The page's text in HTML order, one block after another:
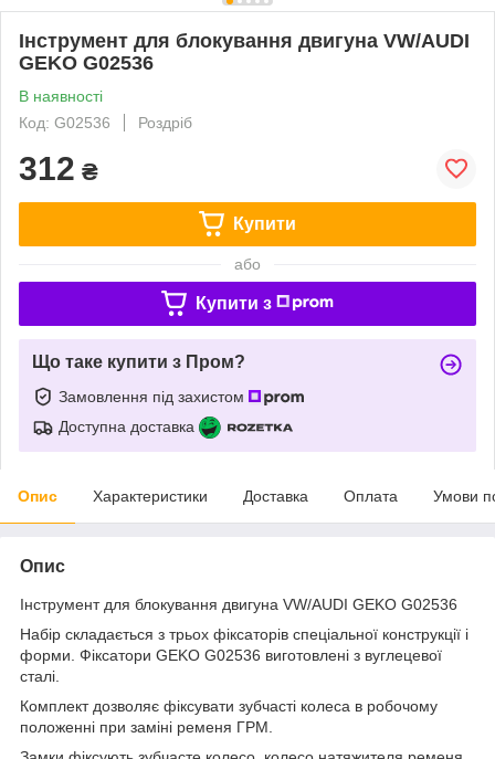
Інструмент для блокування двигуна VW/AUDI
GEKO G02536
В наявності
Код: G02536
Роздріб
312 ₴
Купити
або
Купити з
Що таке купити з Пром?
Замовлення під захистом
Доступна доставка
Опис Характеристики Доставка Оплата Умови
Опис
Інструмент для блокування двигуна VW/AUDI GEKO G02536
Набір складається з трьох фіксаторів спеціальної конструкції і
форми. Фіксатори GEKO G02536 виготовлені з вуглецевої
сталі.
Комплект дозволяє фіксувати зубчасті колеса в робочому
положенні при заміні ременя ГРМ.